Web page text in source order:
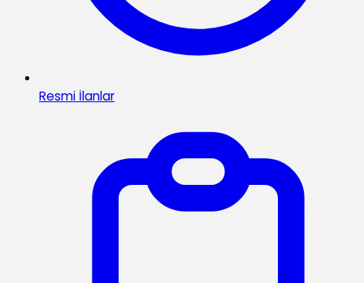
Resmi İlanlar